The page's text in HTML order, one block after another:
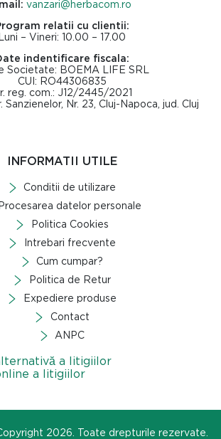
vanzari@herbacom.ro
relatii cu clientii:
Luni – Vineri: 10.00 – 17.00
indentificare fiscala:
Societate: BOEMA LIFE SRL
CUI: RO44306835
reg. com.: J12/2445/2021
Sanzienelor, Nr. 23, Cluj-Napoca, jud. Cluj
INFORMATII UTILE
Conditii de utilizare
Procesarea datelor personale
Politica Cookies
Intrebari frecvente
Cum cumpar?
Politica de Retur
Expediere produse
Contact
ANPC
2026. Toate drepturile rezervate.